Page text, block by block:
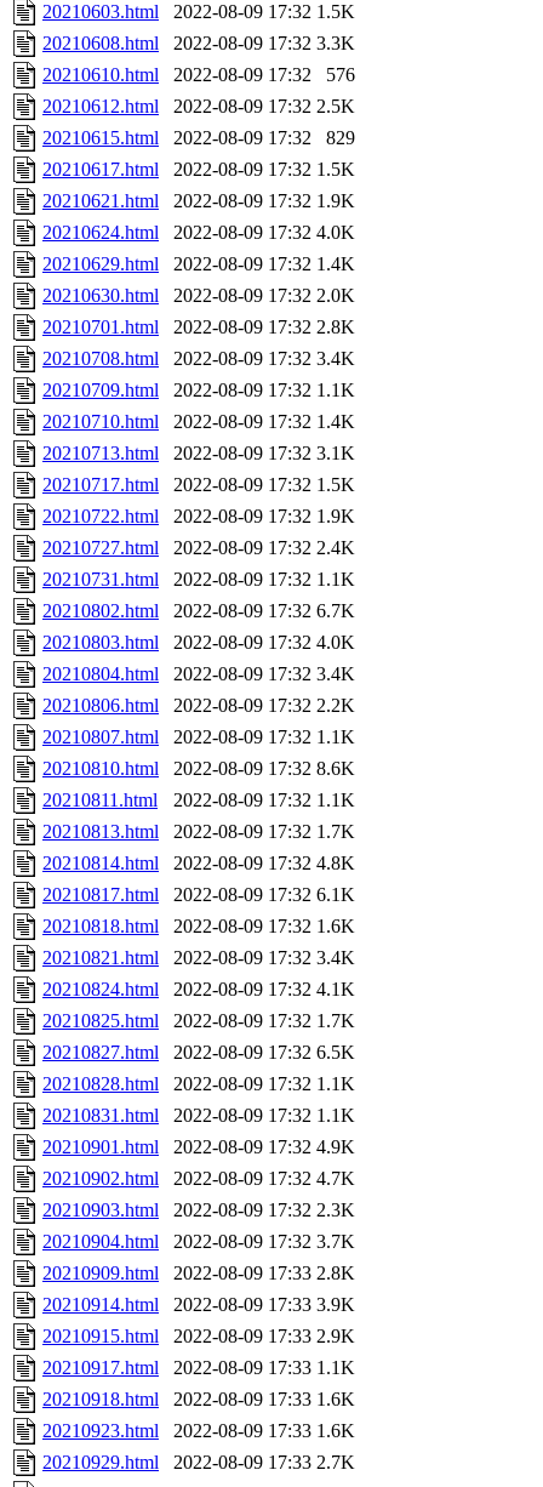
20210603.html
2022-08-09 17:32 1.5K
20210608.html
2022-08-09 17:32 3.3K
20210610.html
2022-08-09 17:32
576
20210612.html
2022-08-09 17:32 2.5K
20210615.html
2022-08-09 17:32
829
20210617.html
2022-08-09 17:32 1.5K
20210621.html
2022-08-09 17:32 1.9K
20210624.html
2022-08-09 17:32 4.0K
20210629.html
2022-08-09 17:32 1.4K
20210630.html
2022-08-09 17:32 2.0K
20210701.html
2022-08-09 17:32 2.8K
20210708.html
2022-08-09 17:32 3.4K
20210709.html
2022-08-09 17:32 1.1K
20210710.html
2022-08-09 17:32 1.4K
20210713.html
2022-08-09 17:32 3.1K
20210717.html
2022-08-09 17:32 1.5K
20210722.html
2022-08-09 17:32 1.9K
20210727.html
2022-08-09 17:32 2.4K
20210731.html
2022-08-09 17:32 1.1K
20210802.html
2022-08-09 17:32 6.7K
20210803.html
2022-08-09 17:32 4.0K
20210804.html
2022-08-09 17:32 3.4K
20210806.html
2022-08-09 17:32 2.2K
20210807.html
2022-08-09 17:32 1.1K
20210810.html
2022-08-09 17:32 8.6K
20210811.html
2022-08-09 17:32 1.1K
20210813.html
2022-08-09 17:32 1.7K
20210814.html
2022-08-09 17:32 4.8K
20210817.html
2022-08-09 17:32 6.1K
20210818.html
2022-08-09 17:32 1.6K
20210821.html
2022-08-09 17:32 3.4K
20210824.html
2022-08-09 17:32 4.1K
20210825.html
2022-08-09 17:32 1.7K
20210827.html
2022-08-09 17:32 6.5K
20210828.html
2022-08-09 17:32 1.1K
20210831.html
2022-08-09 17:32 1.1K
20210901.html
2022-08-09 17:32 4.9K
20210902.html
2022-08-09 17:32 4.7K
20210903.html
2022-08-09 17:32 2.3K
20210904.html
2022-08-09 17:32 3.7K
20210909.html
2022-08-09 17:33 2.8K
20210914.html
2022-08-09 17:33 3.9K
20210915.html
2022-08-09 17:33 2.9K
20210917.html
2022-08-09 17:33 1.1K
20210918.html
2022-08-09 17:33 1.6K
20210923.html
2022-08-09 17:33 1.6K
20210929.html
2022-08-09 17:33 2.7K